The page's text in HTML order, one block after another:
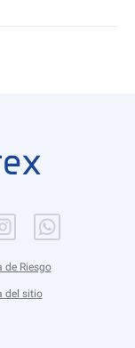
de Riesgo
del sitio